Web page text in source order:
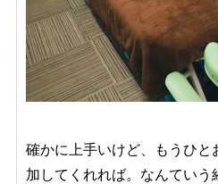
確かに上手いけど、もうひと
加してくれれば。なんてい